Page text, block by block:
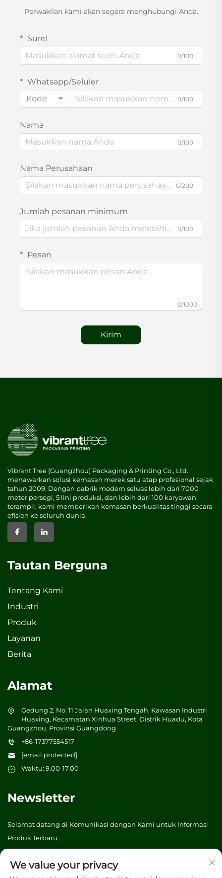
Perwakilan kami akan segera menghubungi Anda.
Surel
0/100
Whatsapp/Seluler
Kode
0/100
Nama
0/100
Nama Perusahaan
0/200
Jumlah pesanan minimum
0/100
Pesan
0/1000
Kirim
Vibrant Tree (Guangzhou) Packaging & Printing Co., Ltd.
menawarkan solusi kemasan merek satu atap profesional sejak
tahun 2009. Dengan pabrik modern seluas lebih dari 7000
meter persegi, 5 lini produksi, dan lebih dari 100 karyawan
terampil, kami memberikan kemasan berkualitas tinggi secara
efisien ke seluruh dunia.
Tautan Berguna
Tentang Kami
Industri
Produk
Layanan
Berita
Alamat
Gedung 2, No. 11 Jalan Huaxing Tengah, Kawasan Industri
Huaxing, Kecamatan Xinhua Street, Distrik Huadu, Kota
Guangzhou, Provinsi Guangdong
+86-17377554517
[email protected]
Waktu: 9.00-17.00
Newsletter
Selamat datang di Komunikasi dengan Kami untuk Informasi
Produk Terbaru
We value your privacy